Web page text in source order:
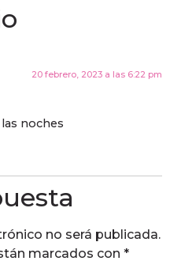
20 febrero, 2023 a las 6:22 pm
noches
no será publicada.
marcados con *